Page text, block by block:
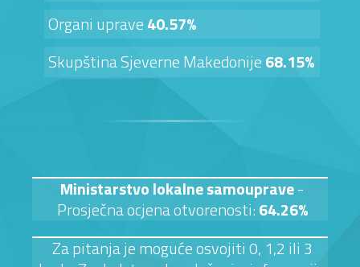
Organi uprave40.57%
Skupština Sjeverne Makedonije68.15%
Ministarstvo lokalne samouprave-
Prosječna ocjena otvorenosti:64.26%
Za pitanja je moguće osvojiti 0, 1,2 ili 3